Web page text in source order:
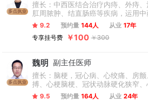
多点执业
擅长：中西医结合治疗内痔、外痔、
肛周脓肿、结直肠癌等疾病，运用
肠炎、调理体质有自己的方法，擅长
弹力线套扎术、铜离电子化学治疗术
高位肛周脓肿一期根治术、复杂肛瘘
9.2 预约量 144人 从业 17年
专享挂号费
￥100 ￥300
多点执业
魏明 副主任医师
擅长：脑梗，冠心病、心绞痛、房
搏、心梗脑梗、冠状动脉硬化狭窄
血症、心律失常、前列腺疾病等疾病
9.5 预约量 164人 从业 24年